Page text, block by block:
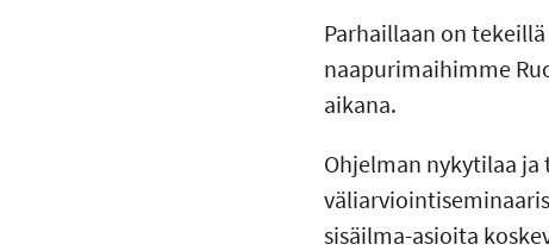
Parhaillaan on
naapurimaihimme
aikana.
Ohjelman nykytilaa
sisäilma-asioita